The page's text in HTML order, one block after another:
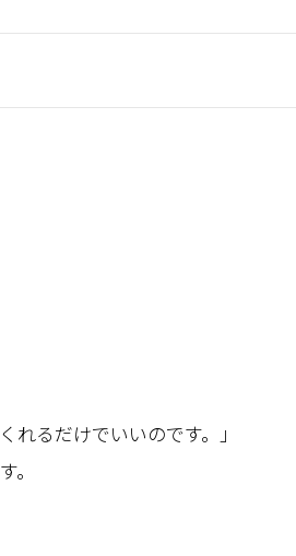
れるだけでいいのです。｣